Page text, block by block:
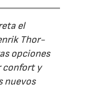
el
Thor-
opciones
confort y
nuevos